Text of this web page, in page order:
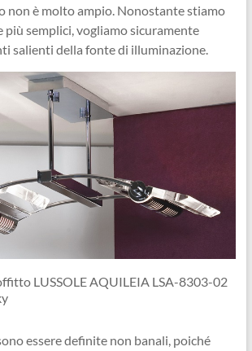
non è molto ampio. Nonostante stiamo
più semplici, vogliamo sicuramente
salienti della fonte di illuminazione.
LUSSOLE AQUILEIA LSA-8303-02
essere definite non banali, poiché